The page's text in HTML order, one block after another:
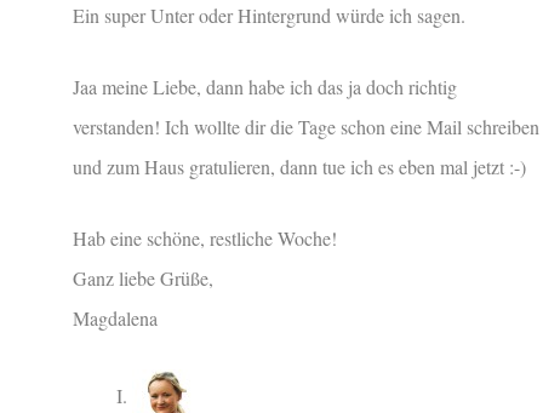
Ein super Unter oder Hintergrund würde ich sagen.
Jaa meine Liebe, dann habe ich das ja doch richtig
verstanden! Ich wollte dir die Tage schon eine Mail schreiben
und zum Haus gratulieren, dann tue ich es eben mal jetzt :-)
Hab eine schöne, restliche Woche!
Ganz liebe Grüße,
Magdalena